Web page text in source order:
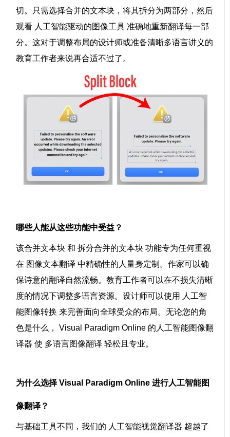
切。只需选择合并的文本块，将其拆分为两部分，然后
观看 人工智能驱动的图像工具 准确地重新翻译每一部
分。这对于调整布局的设计师或准备清晰多语言讲义的
教育工作者来说再合适不过了。
哪些人能从这些功能中受益？
该合并文本块 和拆分合并的文本块 功能专为任何重视
在 图像文本翻译 中精确性的人量身定制。作家可以确
保诗意的翻译自然流畅。教育工作者可以在不损失清晰
度的情况下调整多语言资源。设计师可以使用 人工智
能图像转换 来完善面向全球受众的布局。无论您的角
色是什么，
Visual Paradigm Online 的人工智能图像翻
译器 使 多语言图像翻译 轻松且专业。
为什么选择 Visual Paradigm Online 进行人工智能图
像翻译？
与基础工具不同，我们的 人工智能视觉翻译器 超越了